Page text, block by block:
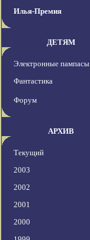
Илья-Премия
ДЕТЯМ
Электронные пампасы
Фантастика
Форум
АРХИВ
Текущий
2003
2002
2001
2000